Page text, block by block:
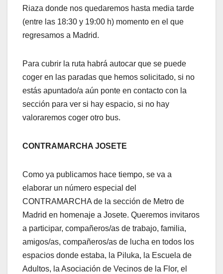
Riaza donde nos quedaremos hasta media tarde
(entre las 18:30 y 19:00 h) momento en el que
regresamos a Madrid.
Para cubrir la ruta habrá autocar que se puede
coger en las paradas que hemos solicitado, si no
estás apuntado/a aún ponte en contacto con la
sección para ver si hay espacio, si no hay
valoraremos coger otro bus.
CONTRAMARCHA JOSETE
Como ya publicamos hace tiempo, se va a
elaborar un número especial del
CONTRAMARCHA de la sección de Metro de
Madrid en homenaje a Josete. Queremos invitaros
a participar, compañeros/as de trabajo, familia,
amigos/as, compañeros/as de lucha en todos los
espacios donde estaba, la Piluka, la Escuela de
Adultos, la Asociación de Vecinos de la Flor, el